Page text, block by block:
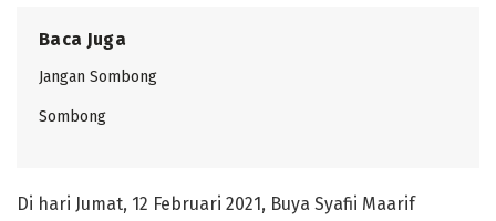
Baca Juga
Jangan Sombong
Sombong
Di hari Jumat, 12 Februari 2021, Buya Syafii Maarif